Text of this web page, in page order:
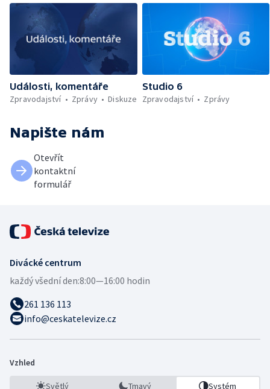
Události, komentáře
Zpravodajství
Zprávy Diskuze
Studio 6
Zpravodajství
Zprávy
Napište nám
Otevřít
kontaktní
formulář
Divácké centrum
každý všední den:8:00—16:00 hodin
261 136 113
info@ceskatelevize.cz
Vzhled
Světlý Tmavý Systém